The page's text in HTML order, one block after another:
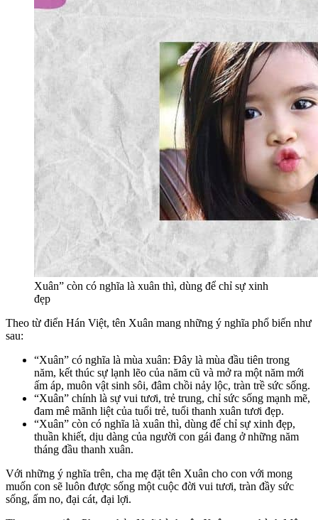
Xuân” còn có nghĩa là xuân thì, dùng để chỉ sự xinh
đẹp
Theo từ điển Hán Việt, tên Xuân mang những ý nghĩa phổ biến như
sau:
“Xuân” có nghĩa là mùa xuân: Đây là mùa đầu tiên trong
năm, kết thúc sự lạnh lẽo của năm cũ và mở ra một năm mới
ấm áp, muôn vật sinh sôi, đâm chồi nảy lộc, tràn trề sức sống.
“Xuân” chính là sự vui tươi, trẻ trung, chỉ sức sống mạnh mẽ,
đam mê mãnh liệt của tuổi trẻ, tuổi thanh xuân tươi đẹp.
“Xuân” còn có nghĩa là xuân thì, dùng để chỉ sự xinh đẹp,
thuần khiết, dịu dàng của người con gái đang ở những năm
tháng đầu thanh xuân.
Với những ý nghĩa trên, cha mẹ đặt tên Xuân cho con với mong
muốn con sẽ luôn được sống một cuộc đời vui tươi, tràn đầy sức
sống, ấm no, đại cát, đại lợi.